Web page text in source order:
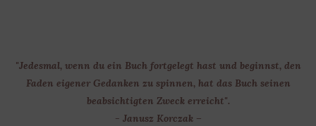
"Jedesmal, wenn du ein Buch fortgelegt hast und beginnst, den
Faden eigener Gedanken zu spinnen, hat das Buch seinen
beabsichtigten Zweck erreicht".
- Janusz Korczak –